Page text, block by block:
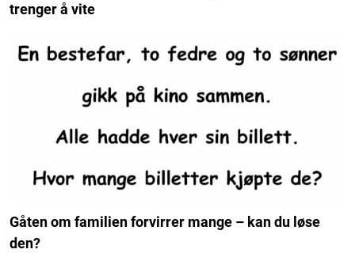
trenger å vite
Gåten om familien forvirrer mange – kan du løse
den?